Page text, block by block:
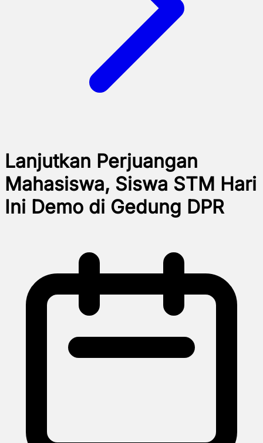
Lanjutkan Perjuangan
Mahasiswa, Siswa STM Hari
Ini Demo di Gedung DPR